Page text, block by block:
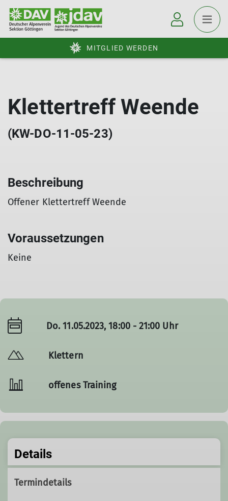
MITGLIED WERDEN
Klettertreff Weende
(KW-DO-11-05-23)
Beschreibung
Offener Klettertreff Weende
Voraussetzungen
Keine
Do. 11.05.2023, 18:00 - 21:00 Uhr
Klettern
offenes Training
Details
Termindetails